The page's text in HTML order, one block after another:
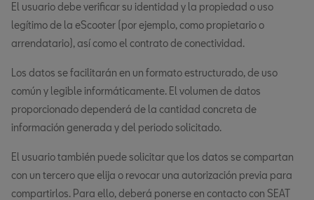
El usuario debe verificar su identidad y la propiedad o uso
legítimo de la eScooter (por ejemplo, como propietario o
arrendatario), así como el contrato de conectividad.
Los datos se facilitarán en un formato estructurado, de uso
común y legible informáticamente. El volumen de datos
proporcionado dependerá de la cantidad concreta de
información generada y del periodo solicitado.
El usuario también puede solicitar que los datos se compartan
con un tercero que elija o revocar una autorización previa para
compartirlos. Para ello, deberá ponerse en contacto con SEAT